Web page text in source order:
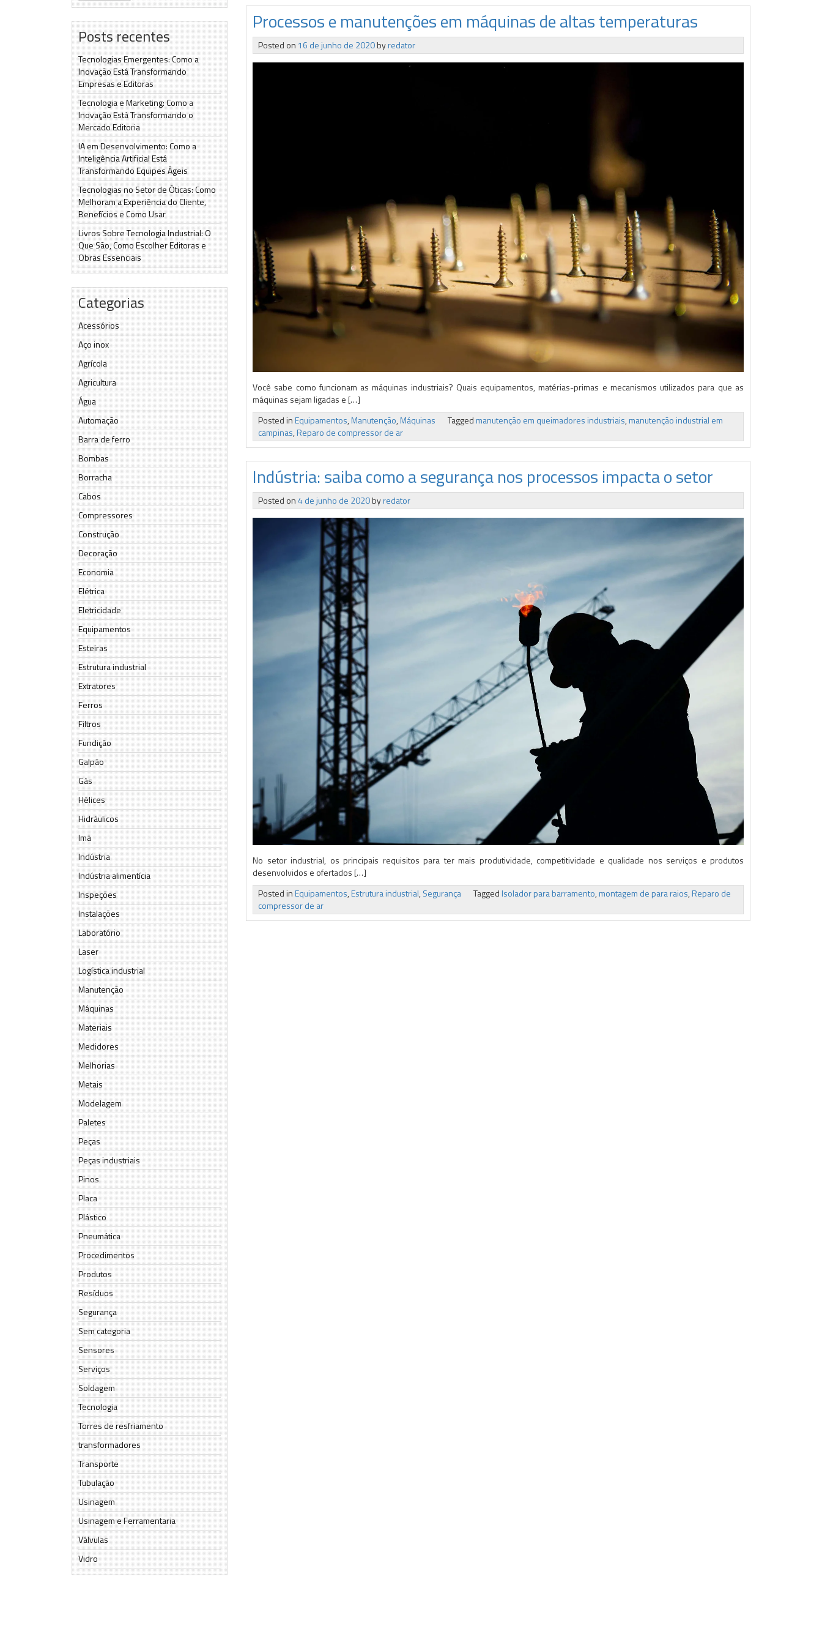
Posts recentes
Tecnologias Emergentes: Como a
Inovação Está Transformando
Empresas e Editoras
Tecnologia e Marketing: Como a
Inovação Está Transformando o
Mercado Editoria
IA em Desenvolvimento: Como a
Inteligência Artificial Está
Transformando Equipes Ágeis
Tecnologias no Setor de Óticas: Como
Melhoram a Experiência do Cliente,
Benefícios e Como Usar
Livros Sobre Tecnologia Industrial: O
Que São, Como Escolher Editoras e
Obras Essenciais
Categorias
Acessórios
Aço inox
Agrícola
Agricultura
Água
Automação
Barra de ferro
Bombas
Borracha
Cabos
Compressores
Construção
Decoração
Economia
Elétrica
Eletricidade
Equipamentos
Esteiras
Estrutura industrial
Extratores
Ferros
Filtros
Fundição
Galpão
Gás
Hélices
Hidráulicos
Imã
Indústria
Indústria alimentícia
Inspeções
Instalações
Laboratório
Laser
Logística industrial
Manutenção
Máquinas
Materiais
Medidores
Melhorias
Metais
Modelagem
Paletes
Peças
Peças industriais
Pinos
Placa
Plástico
Pneumática
Procedimentos
Produtos
Resíduos
Segurança
Sem categoria
Sensores
Serviços
Soldagem
Tecnologia
Torres de resfriamento
transformadores
Transporte
Tubulação
Usinagem
Usinagem e Ferramentaria
Válvulas
Vidro
Processos e manutenções em máquinas de altas temperaturas
Posted on 16 de junho de 2020byredator
Você sabe como funcionam as máquinas industriais? Quais equipamentos, matérias-primas e mecanismos utilizados para que as
máquinas sejam ligadas e […]
Posted inEquipamentos,Manutenção,Máquinas Taggedmanutenção em queimadores industriais,manutenção industrial em
campinas,Reparo de compressor de ar
Indústria: saiba como a segurança nos processos impacta o setor
Posted on4 de junho de 2020byredator
No setor industrial, os principais requisitos para ter mais produtividade, competitividade e qualidade nos serviços e produtos
desenvolvidos e ofertados […]
Posted inEquipamentos,Estrutura industrial,Segurança TaggedIsolador para barramento,montagem de para raios,Reparo de
compressor de ar